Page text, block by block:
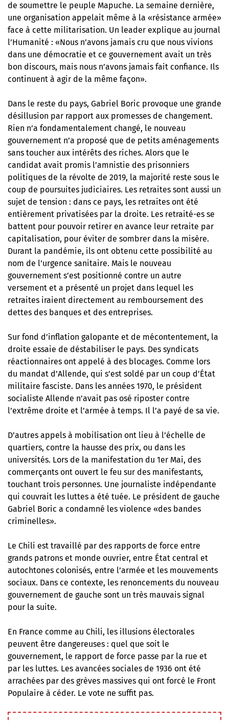
de soumettre le peuple Mapuche. La semaine dernière,
une organisation appelait même à la «résistance armée»
face à cette militarisation. Un leader explique au journal
l’Humanité : «Nous n’avons jamais cru que nous vivions
dans une démocratie et ce gouvernement avait un très
bon discours, mais nous n’avons jamais fait confiance. Ils
continuent à agir de la même façon».
Dans le reste du pays, Gabriel Boric provoque une grande
désillusion par rapport aux promesses de changement.
Rien n’a fondamentalement changé, le nouveau
gouvernement n’a proposé que de petits aménagements
sans toucher aux intérêts des riches. Alors que le
candidat avait promis l’amnistie des prisonniers
politiques de la révolte de 2019, la majorité reste sous le
coup de poursuites judiciaires. Les retraites sont aussi un
sujet de tension : dans ce pays, les retraites ont été
entièrement privatisées par la droite. Les retraité-es se
battent pour pouvoir retirer en avance leur retraite par
capitalisation, pour éviter de sombrer dans la misère.
Durant la pandémie, ils ont obtenu cette possibilité au
nom de l’urgence sanitaire. Mais le nouveau
gouvernement s’est positionné contre un autre
versement et a présenté un projet dans lequel les
retraites iraient directement au remboursement des
dettes des banques et des entreprises.
Sur fond d’inflation galopante et de mécontentement, la
droite essaie de déstabiliser le pays. Des syndicats
réactionnaires ont appelé à des blocages. Comme lors
du mandat d’Allende, qui s’est soldé par un coup d’État
militaire fasciste. Dans les années 1970, le président
socialiste Allende n’avait pas osé riposter contre
l’extrême droite et l’armée à temps. Il l’a payé de sa vie.
D’autres appels à mobilisation ont lieu à l’échelle de
quartiers, contre la hausse des prix, ou dans les
universités. Lors de la manifestation du 1er Mai, des
commerçants ont ouvert le feu sur des manifestants,
touchant trois personnes. Une journaliste indépendante
qui couvrait les luttes a été tuée. Le président de gauche
Gabriel Boric a condamné les violence «des bandes
criminelles».
Le Chili est travaillé par des rapports de force entre
grands patrons et monde ouvrier, entre État central et
autochtones colonisés, entre l’armée et les mouvements
sociaux. Dans ce contexte, les renoncements du nouveau
gouvernement de gauche sont un très mauvais signal
pour la suite.
En France comme au Chili, les illusions électorales
peuvent être dangereuses : quel que soit le
gouvernement, le rapport de force passe par la rue et
par les luttes. Les avancées sociales de 1936 ont été
arrachées par des grèves massives qui ont forcé le Front
Populaire à céder. Le vote ne suffit pas.